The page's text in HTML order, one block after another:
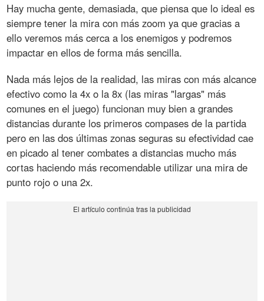
Hay mucha gente, demasiada, que piensa que lo ideal es
siempre tener la mira con más zoom ya que gracias a
ello veremos más cerca a los enemigos y podremos
impactar en ellos de forma más sencilla.
Nada más lejos de la realidad, las miras con más alcance
efectivo como la 4x o la 8x (las miras "largas" más
comunes en el juego) funcionan muy bien a grandes
distancias durante los primeros compases de la partida
pero en las dos últimas zonas seguras su efectividad cae
en picado al tener combates a distancias mucho más
cortas haciendo más recomendable utilizar una mira de
punto rojo o una 2x.